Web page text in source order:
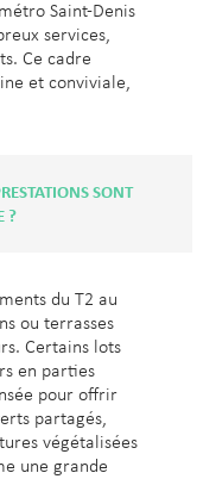
Saint-Denis
services,
Ce cadre
et conviviale,
SONT
?
du T2 au
ou terrasses
Certains lots
en parties
pour offrir
partagés,
végétalisées
une grande